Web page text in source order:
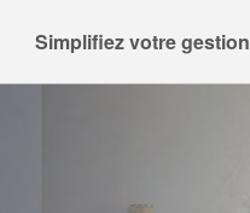
Simplifiez votre gestion